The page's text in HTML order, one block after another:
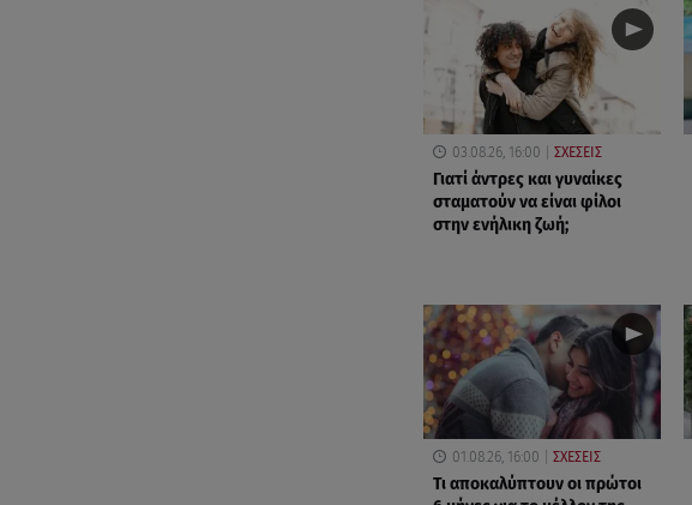
03.08.26, 16:00 ΣΧΕΣΕΙΣ
Γιατί άντρες και γυναίκες
σταματούν να είναι φίλοι
στην ενήλικη ζωή;
01.08.26, 16:00 ΣΧΕΣΕΙΣ
Τι αποκαλύπτουν οι πρώτοι